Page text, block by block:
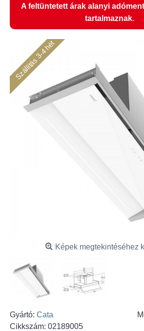
A feltüntetett árak alanyi
tartalmaznak.
Szállítás 3-4 hét
Képek megtekintéséhez
Gyártó: Cata
Cikkszám: 02189005